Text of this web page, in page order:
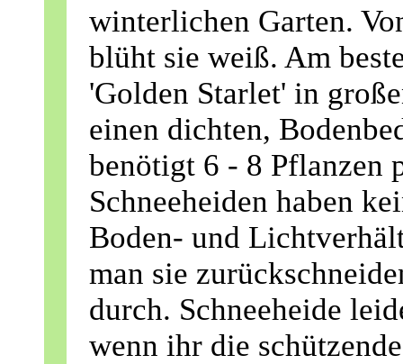
winterlichen Garten.
blüht sie weiß. Am
'Golden Starlet' in
einen dichten,
benötigt 6 - 8 Pflanzen
Schneeheiden haben
Boden- und
man sie
durch. Schneeheide
wenn ihr die